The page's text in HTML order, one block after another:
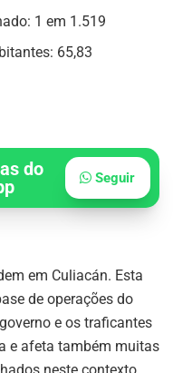
1 em 1.519
65,83
do
Seguir
em Culiacán. Esta
de operações do
e os traficantes
e afeta também muitas